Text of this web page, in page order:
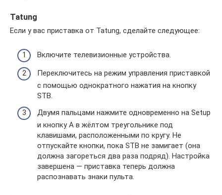
Tatung
Если у вас приставка от Tatung, сделайте следующее:
Включите телевизионные устройства.
Переключитесь на режим управления приставкой
с помощью однократного нажатия на кнопку
STB.
Двумя пальцами нажмите одновременно на Setup
и кнопку A в жёлтом треугольнике под
клавишами, расположенными по кругу. Не
отпускайте кнопки, пока STB не замигает (она
должна загореться два раза подряд). Настройка
завершена — приставка теперь должна
распознавать знаки пульта.